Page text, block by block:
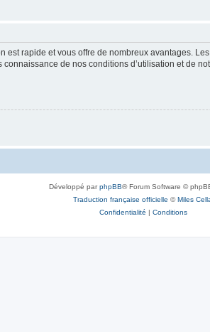
est rapide et vous offre de nombreux avantages.
de nos conditions d’utilisation et de
Développé parphpBB® Forum Software ©
Traduction française officielle ©Miles
Confidentialité | Conditions